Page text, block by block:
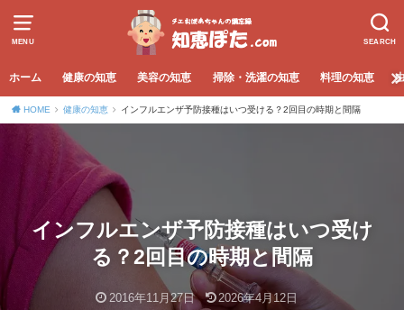
MENU SEARCH
ホーム 健康の知恵 美容の知恵 掃除・洗濯の知恵 料理の知恵
HOME 健康の知恵 インフルエンザ予防接種はいつ受ける？2回目の時期と間隔
インフルエンザ予防接種はいつ受け
る？2回目の時期と間隔
2016年11月27日 2026年4月12日